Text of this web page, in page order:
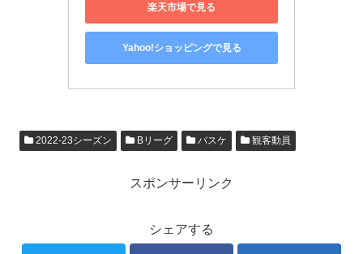
楽天市場で見る
Yahoo!ショッピングで見る
2022-23シーズン Bリーグ バスケ 観客動員
スポンサーリンク
シェアする